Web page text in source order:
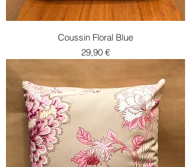
Coussin Floral Blue
Prix
29,90 €